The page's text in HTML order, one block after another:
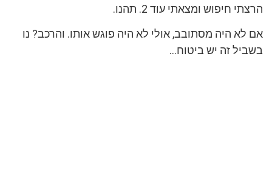
הרצתי חיפוש ומצאתי עוד 2. תהנו.
אם לא היה מסתובב, אולי לא היה פוגש אותו. והרכב? נו
בשביל זה יש ביטוח…